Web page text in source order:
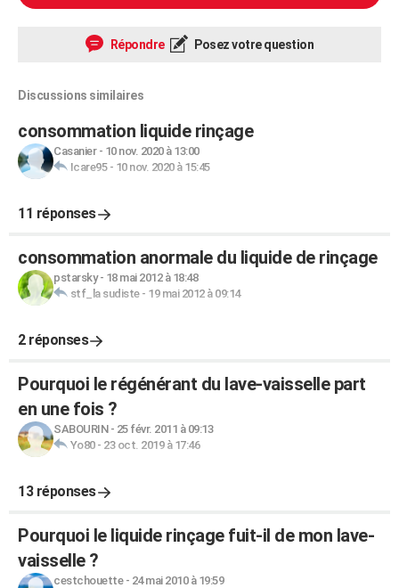
Répondre Posez votre question
Discussions similaires
consommation liquide rinçage
Casanier- 10 nov. 2020 à 13:00
Icare95- 10 nov. 2020 à 15:45
11 réponses
consommation anormale du liquide de rinçage
pstarsky- 18 mai 2012 à 18:48
stf_la sudiste- 19 mai 2012 à 09:14
2 réponses
Pourquoi le régénérant du lave-vaisselle part
en une fois ?
SABOURIN- 25 févr. 2011 à 09:13
Yo80- 23 oct. 2019 à 17:46
13 réponses
Pourquoi le liquide rinçage fuit-il de mon lave-
vaisselle ?
cestchouette- 24 mai 2010 à 19:59